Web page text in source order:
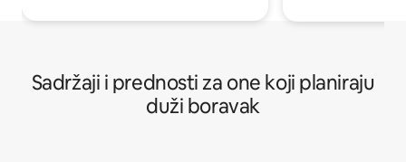
Sadržaji i prednosti za one koji planiraju
duži boravak